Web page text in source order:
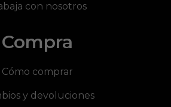
con nosotros
Compra
Cómo comprar
y devoluciones